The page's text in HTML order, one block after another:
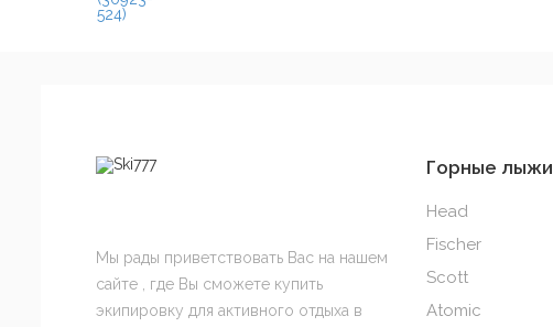
Мы рады приветствовать Вас на нашем
сайте , где Вы сможете купить
экипировку для активного отдыха в
Горные лыжи
Head
Fischer
Scott
Atomic